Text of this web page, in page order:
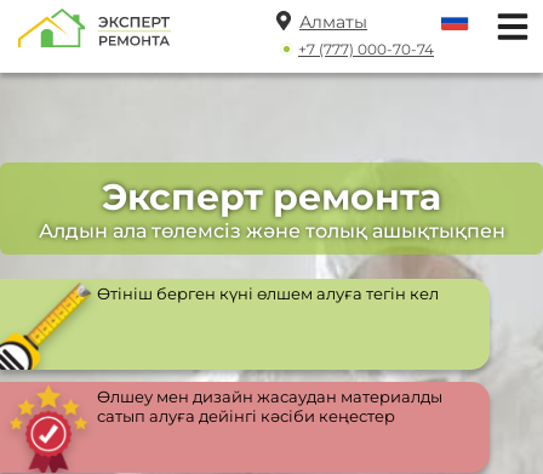
Алматы
+7 (777) 000-70-74
Эксперт ремонта
Алдын ала төлемсіз және толық ашықтықпен
Өтініш берген күні өлшем алуға тегін кел
Өлшеу мен дизайн жасаудан материалды
сатып алуға дейінгі кәсіби кеңестер